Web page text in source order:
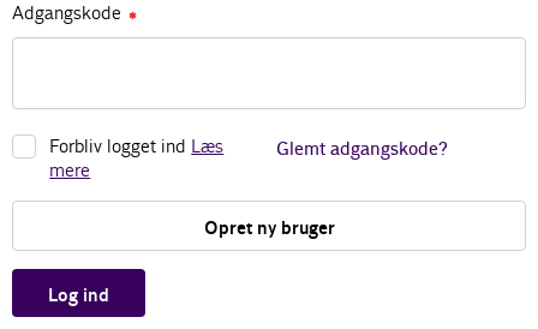
Adgangskode ✱
Forbliv logget ind Læs
mere
Glemt adgangskode?
Opret ny bruger
Log ind